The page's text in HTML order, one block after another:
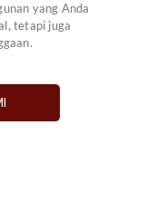
yang Anda
tetapi juga